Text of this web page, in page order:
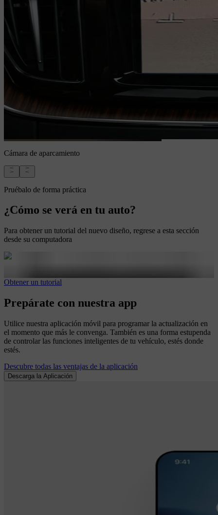
Cámara de aparcamiento
Pruébalo de forma práctica
¿Cómo se verá en tu auto?
Para obtener un tutorial del nuevo diseño, regrese a esta sección
desde su computadora
Obtener un tutorial
Prepárate con nuestra app
Utilice nuestra aplicación móvil para programar la actualización en
el momento que más le convenga. También es una forma estupenda
de controlar las funciones inteligentes de tu vehículo, estés donde
estés.
Descubre todas las ventajas de la aplicación
Descarga la Aplicación